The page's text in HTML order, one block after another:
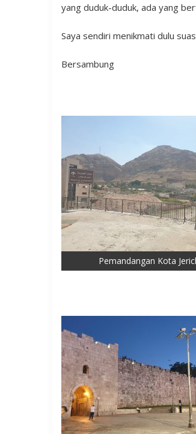
yang duduk-duduk, ada yang
Saya sendiri menikmati dulu
Bersambung
Pemandangan Kota